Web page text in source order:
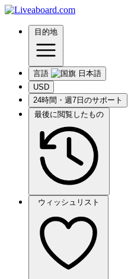
目的地
言語
USD
24時間・週7日のサポート
最後に閲覧したもの
ウィッシュリスト